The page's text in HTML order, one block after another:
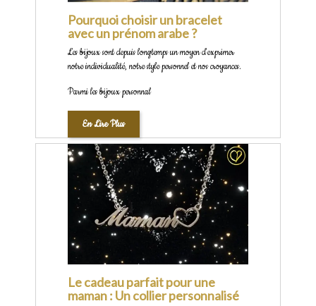
Pourquoi choisir un bracelet
avec un prénom arabe ?
Les bijoux sont depuis longtemps un moyen d'exprimer
notre individualité, notre style personnel et nos croyances.
Parmi les bijoux personnal
En Lire Plus
Le cadeau parfait pour une
maman : Un collier personnalisé